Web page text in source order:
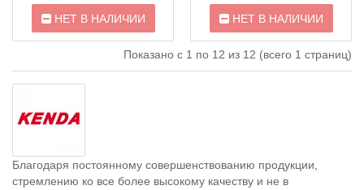
НЕТ В НАЛИЧИИ НЕТ В НАЛИЧИИ
Показано с 1 по 12 из 12 (всего 1 страниц)
Благодаря постоянному совершенствованию продукции,
стремлению ко все более высокому качеству и не в